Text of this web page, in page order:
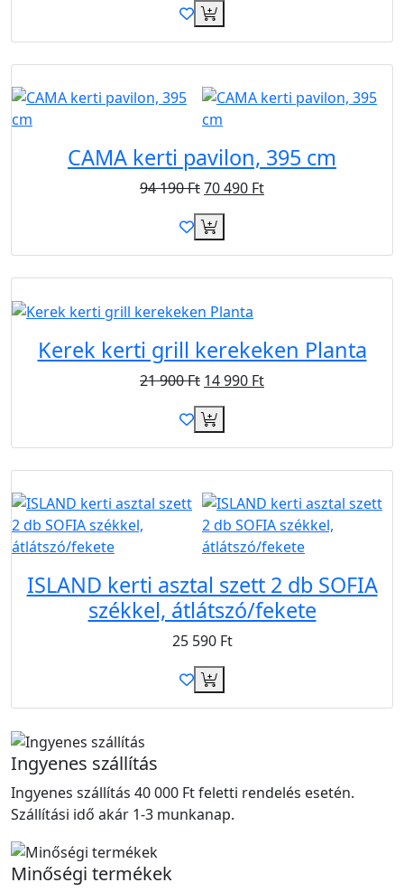
CAMA kerti pavilon, 395 cm
94 190Ft70 490 Ft
Kerek kerti grill kerekeken Planta
21 900Ft 14 990 Ft
ISLAND kerti asztal szett 2 db SOFIA
székkel, átlátszó/fekete
25 590 Ft
Ingyenes szállítás
Ingyenes szállítás 40 000 Ft feletti rendelés esetén.
Szállítási idő akár 1-3 munkanap.
Minőségi termékek